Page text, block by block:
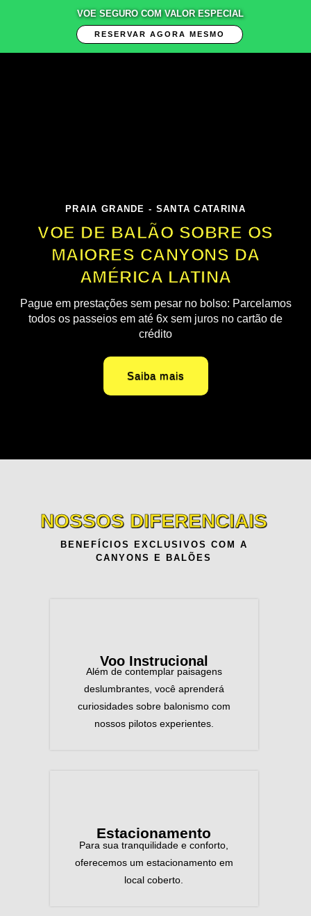
VOE SEGURO COM VALOR ESPECIAL
RESERVAR AGORA MESMO
PRAIA GRANDE - SANTA CATARINA
VOE DE BALÃO SOBRE OS
MAIORES CANYONS DA
AMÉRICA LATINA
Pague em prestações sem pesar no bolso: Parcelamos
todos os passeios em até 6x sem juros no cartão de
crédito
Saiba mais
NOSSOS DIFERENCIAIS
BENEFÍCIOS EXCLUSIVOS COM A
CANYONS E BALÕES
Voo Instrucional
Além de contemplar paisagens
deslumbrantes, você aprenderá
curiosidades sobre balonismo com
nossos pilotos experientes.
Estacionamento
Para sua tranquilidade e conforto,
oferecemos um estacionamento em
local coberto.